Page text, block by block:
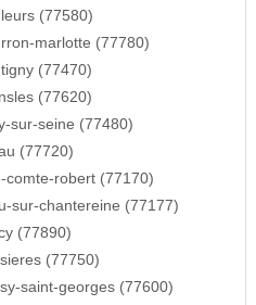
(77580)
marlotte (77780)
(77470)
(77620)
sur-seine (77480)
(77720)
comte-robert (77170)
sur-chantereine (77177)
(77890)
(77750)
saint-georges (77600)